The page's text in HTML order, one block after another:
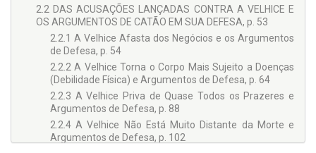
2.2 DAS ACUSAÇÕES LANÇADAS CONTRA A VELHICE E
OS ARGUMENTOS DE CATÃO EM SUA DEFESA, p. 53
2.2.1 A Velhice Afasta dos Negócios e os Argumentos
de Defesa, p. 54
2.2.2 A Velhice Torna o Corpo Mais Sujeito a Doenças
(Debilidade Física) e Argumentos de Defesa, p. 64
2.2.3 A Velhice Priva de Quase Todos os Prazeres e
Argumentos de Defesa, p. 88
2.2.4 A Velhice Não Está Muito Distante da Morte e
Argumentos de Defesa, p. 102